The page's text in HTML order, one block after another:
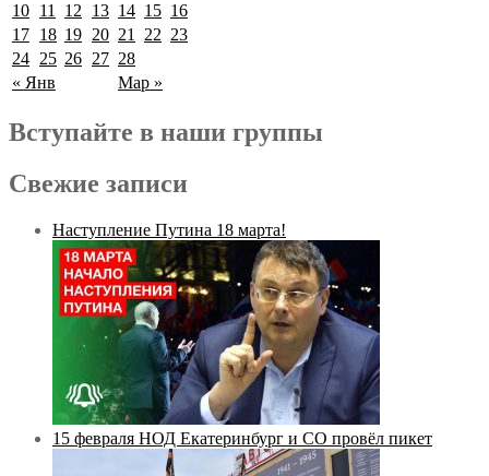
« Янв Мар »
10 11 12 13 14 15 16
17 18 19 20 21 22 23
24 25 26 27 28
Вступайте в наши группы
Свежие записи
Наступление Путина 18 марта!
15 февраля НОД Екатеринбург и СО провёл пикет